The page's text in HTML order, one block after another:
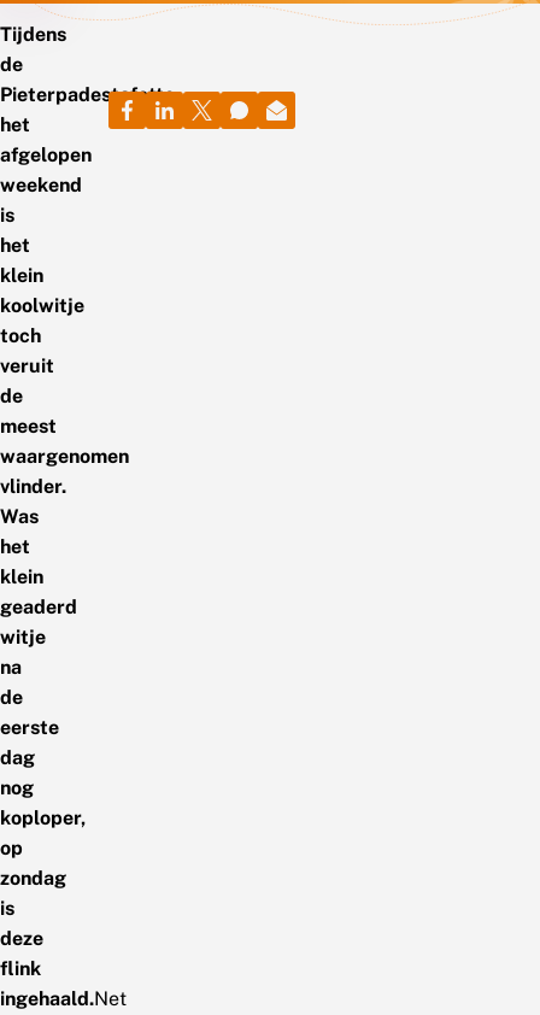
Tijdens
de
Pieterpadestafette
het
afgelopen
weekend
is
het
klein
koolwitje
toch
veruit
de
meest
waargenomen
vlinder.
Was
het
klein
geaderd
witje
na
de
eerste
dag
nog
koploper,
op
zondag
is
deze
flink
ingehaald.Net